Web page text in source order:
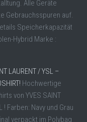
Alle Geräte
Gebrauchsspuren auf.
Speicherkapazität
Hybrid Marke :
LAURENT / YSL –
Hochwertige
von YVES SAINT
! Farben: Navy und Grau
verpackt im Polybag